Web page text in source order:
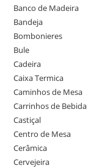
Banco de Madeira
Bandeja
Bombonieres
Bule
Cadeira
Caixa Termica
Caminhos de Mesa
Carrinhos de Bebida
Castiçal
Centro de Mesa
Cerâmica
Cervejeira